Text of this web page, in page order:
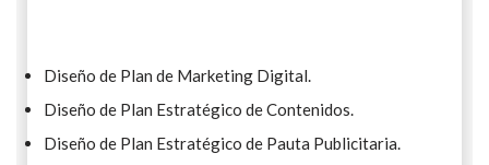
Diseño de Plan de Marketing Digital.
Diseño de Plan Estratégico de Contenidos.
Diseño de Plan Estratégico de Pauta Publicitaria.